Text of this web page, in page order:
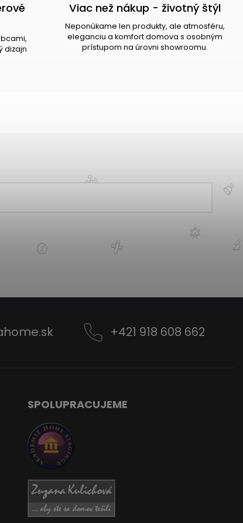
dizajn
Viac než nákup - životný štýl
Neponúkame len produkty, ale atmosféru,
eleganciu a komfort domova s osobným
prístupom na úrovni showroomu.
+421 918 608 662
SPOLUPRACUJEME